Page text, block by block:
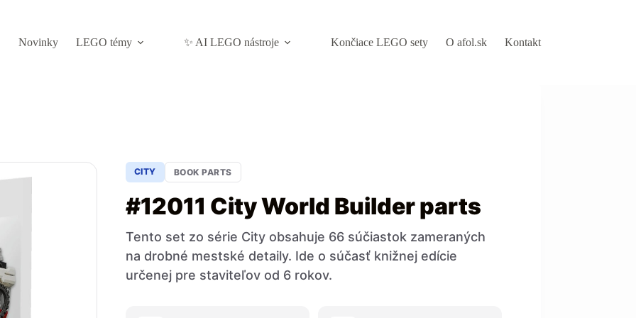
Novinky
LEGO témy ✨ AI LEGO nástroje Končiace LEGO sety O afol.sk Kontakt
CITY BOOK PARTS
#12011 City World Builder parts
Tento set zo série City obsahuje 66 súčiastok zameraných
na drobné mestské detaily. Ide o súčasť knižnej edície
určenej pre staviteľov od 6 rokov.